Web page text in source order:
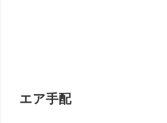
エア手配